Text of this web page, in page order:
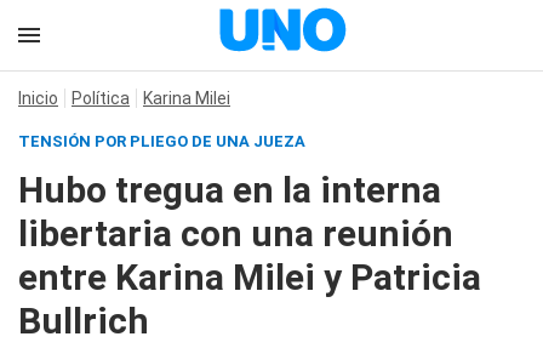
Inicio Política Karina Milei
TENSIÓN POR PLIEGO DE UNA JUEZA
Hubo tregua en la interna
libertaria con una reunión
entre Karina Milei y Patricia
Bullrich